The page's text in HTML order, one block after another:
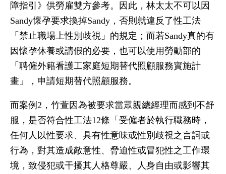
障指引》供勞雇雙方參考。因此，林太太不可以因
Sandy懷孕要求換掉Sandy，否則就違反了性工法
「禁止職場上性別歧視」的規定；而若Sandy真的有
因懷孕休養或請假的必要，也可以使用勞動部的
「聘僱外籍看護工家庭短期替代照顧服務實施計
畫」，申請短期替代照顧服務。
而案例2，竹萱因為被要求當眾親總經理而感到不舒
服，是否符合性工法12條「受僱者於執行職務時，
任何人以性要求、具有性意味或性別歧視之言詞或
行為，對其造成敵意性、脅迫性或冒犯性之工作環
境，致侵犯或干擾其人格尊嚴、人身自由或影響其